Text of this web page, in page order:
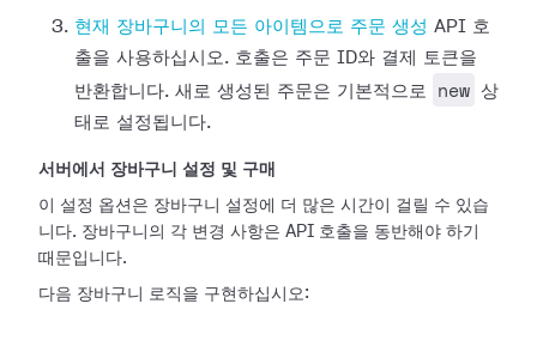
현재 장바구니의 모든 아이템으로 주문 생성 API 호
출을 사용하십시오. 호출은 주문 ID와 결제 토큰을
반환합니다. 새로 생성된 주문은 기본적으로
new 상
태로 설정됩니다.
서버에서 장바구니 설정 및 구매
이 설정 옵션은 장바구니 설정에 더 많은 시간이 걸릴 수 있습
니다. 장바구니의 각 변경 사항은 API 호출을 동반해야 하기
때문입니다.
다음 장바구니 로직을 구현하십시오: